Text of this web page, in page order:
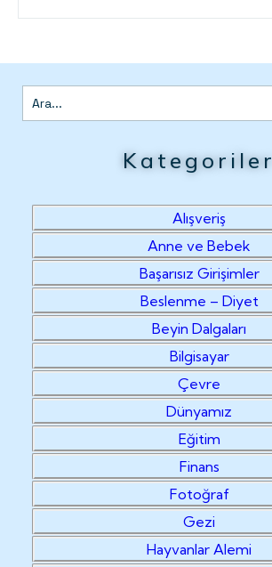
Kategoriler
Alışveriş
Anne ve Bebek
Başarısız Girişimler
Beslenme – Diyet
Beyin Dalgaları
Bilgisayar
Çevre
Dünyamız
Eğitim
Finans
Fotoğraf
Gezi
Hayvanlar Alemi